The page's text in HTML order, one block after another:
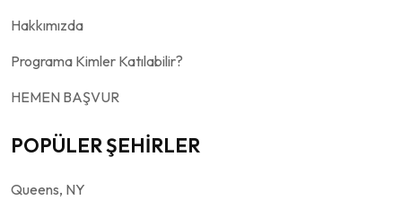
Hakkımızda
Programa Kimler Katılabilir?
HEMEN BAŞVUR
POPÜLER ŞEHİRLER
Queens, NY